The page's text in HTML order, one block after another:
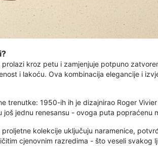
kroz petu i zamjenjuje potpuno
i lakoću. Ova kombinacija elegancije i
trenutke: 1950-ih ih je dizajnirao Roger
jednu renesansu - ovoga puta
kolekcije uključuju naramenice,
cjenovnim razredima - što veseli svakog